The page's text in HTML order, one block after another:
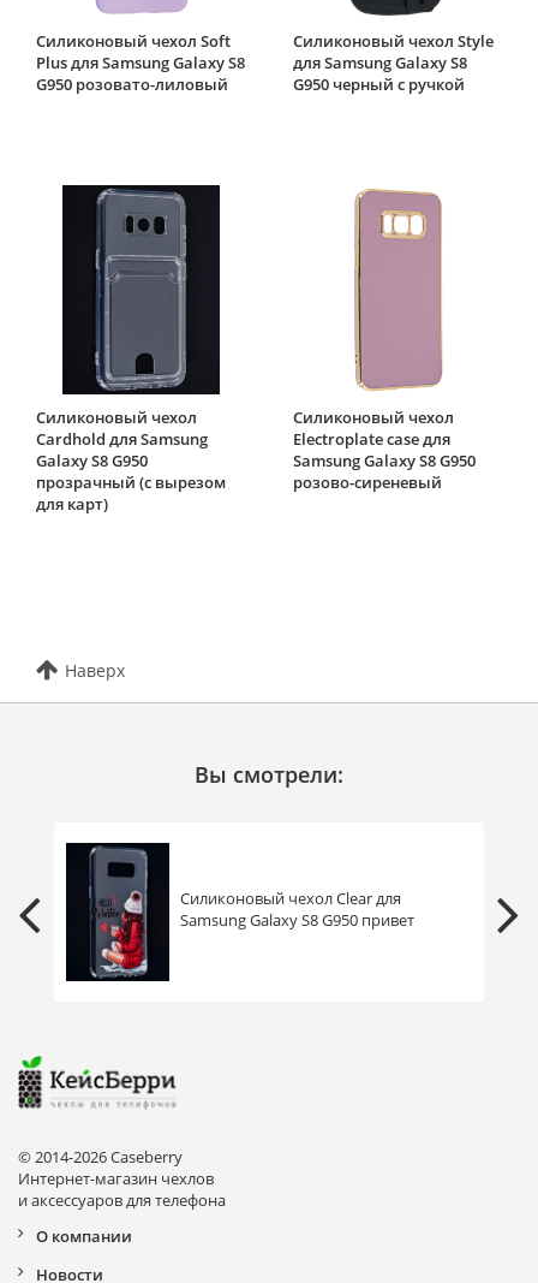
Силиконовый чехол Soft
Plus для Samsung Galaxy S8
G950 розовато-лиловый
Силиконовый чехол Style
для Samsung Galaxy S8
G950 черный с ручкой
Силиконовый чехол
Cardhold для Samsung
Galaxy S8 G950
прозрачный (с вырезом
для карт)
Силиконовый чехол
Electroplate case для
Samsung Galaxy S8 G950
розово-сиреневый
Наверх
Вы смотрели:
Силиконовый чехол Clear для
Samsung Galaxy S8 G950 привет
© 2014-2026 Caseberry
Интернет-магазин чехлов
и аксессуаров для телефона
О компании
Новости